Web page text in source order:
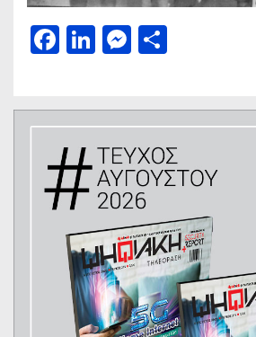
Facebook
LinkedIn
Messenger